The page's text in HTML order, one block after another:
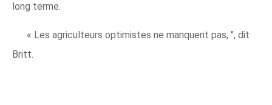
long terme.
« Les agriculteurs optimistes ne manquent pas, ", dit
Britt.